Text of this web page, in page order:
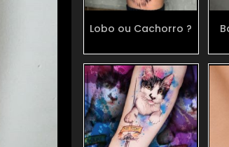
Lobo ou Cachorro ?